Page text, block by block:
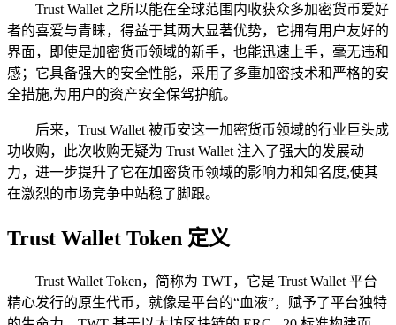
Trust Wallet 之所以能在全球范围内收获众多加密货币爱好
者的喜爱与青睐，得益于其两大显著优势，它拥有用户友好的
界面，即使是加密货币领域的新手，也能迅速上手，毫无违和
感；它具备强大的安全性能，采用了多重加密技术和严格的安
全措施,为用户的资产安全保驾护航。
后来，Trust Wallet 被币安这一加密货币领域的行业巨头成
功收购，此次收购无疑为 Trust Wallet 注入了强大的发展动
力，进一步提升了它在加密货币领域的影响力和知名度,使其
在激烈的市场竞争中站稳了脚跟。
Trust Wallet Token 定义
Trust Wallet Token，简称为 TWT，它是 Trust Wallet 平台
精心发行的原生代币，就像是平台的“血液”，赋予了平台独特